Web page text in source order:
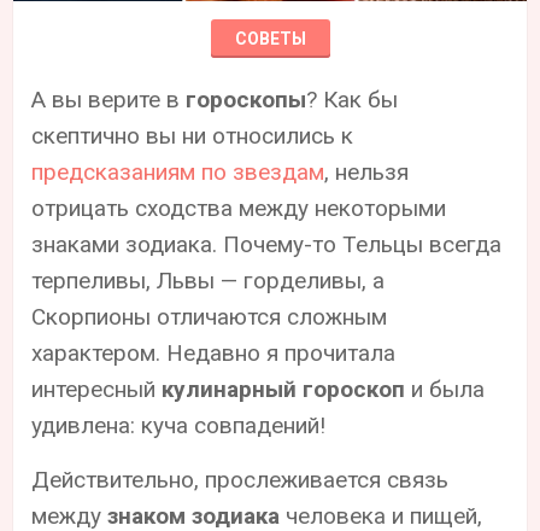
СОВЕТЫ
А вы верите в гороскопы? Как бы
скептично вы ни относились к
предсказаниям по звездам, нельзя
отрицать сходства между некоторыми
знаками зодиака. Почему-то Тельцы всегда
терпеливы, Львы — горделивы, а
Скорпионы отличаются сложным
характером. Недавно я прочитала
интересный кулинарный гороскоп и была
удивлена: куча совпадений!
Действительно, прослеживается связь
междузнаком зодиака человека и пищей,